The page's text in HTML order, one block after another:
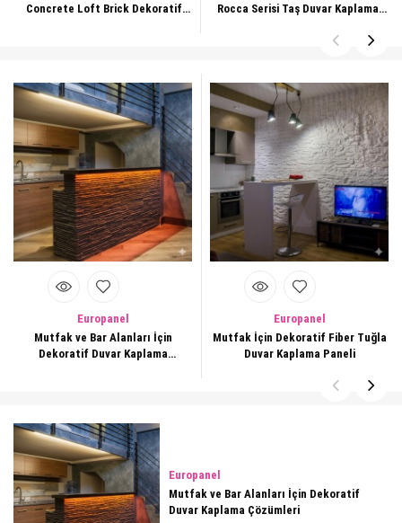
Concrete Loft Brick Dekoratif
Rocca Serisi Taş Duvar Kaplama
Europanel
Mutfak ve Bar Alanları İçin
Dekoratif Duvar Kaplama
Europanel
Mutfak İçin Dekoratif Fiber Tuğla
Duvar Kaplama Paneli
Europanel
Mutfak ve Bar Alanları İçin Dekoratif
Duvar Kaplama Çözümleri